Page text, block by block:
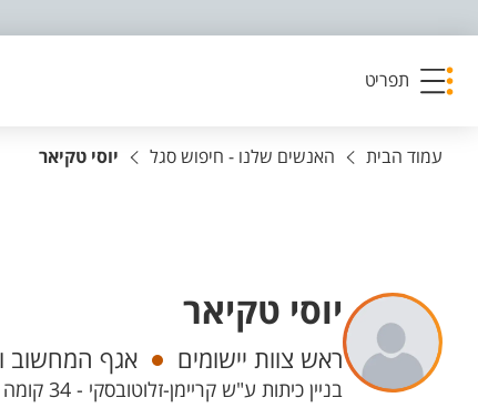
תפריט
עמוד הבית האנשים שלנו - חיפוש סגל יוסי טקיאר
יוסי טקיאר
יחידות
ראש צוות יישומים אגף המחשוב
בניין כיתות ע"ש קריימן-זלוטובסקי - 34 קומה 1 חדר 118, קמפוס מרקוס